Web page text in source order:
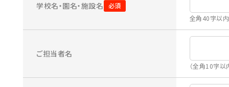
学校名・園名・施設名
全角40字以内
ご担当者名
（全角10字以